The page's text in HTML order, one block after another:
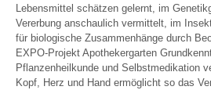
Lebensmittel schätzen gelernt, im
Vererbung anschaulich vermittelt, im
für biologische Zusammenhänge durch
EXPO-Projekt Apothekergarten
Pflanzenheilkunde und Selbstmedikation
Kopf, Herz und Hand ermöglicht so das